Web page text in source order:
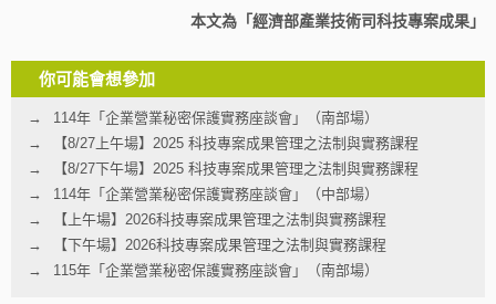
本文為「經濟部產業技術司科技專案成果」
你可能會想參加
114年「企業營業秘密保護實務座談會」（南部場）
【8/27上午場】2025 科技專案成果管理之法制與實務課程
【8/27下午場】2025 科技專案成果管理之法制與實務課程
114年「企業營業秘密保護實務座談會」（中部場）
【上午場】2026科技專案成果管理之法制與實務課程
【下午場】2026科技專案成果管理之法制與實務課程
115年「企業營業秘密保護實務座談會」（南部場）